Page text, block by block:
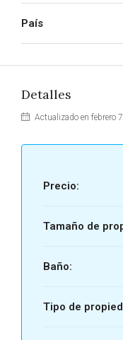
País
Detalles
Actualizado en febrero
Precio:
Tamaño de
Baño:
Tipo de